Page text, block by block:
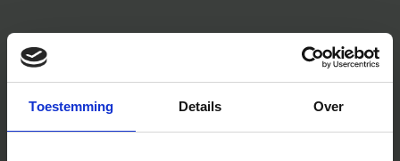
Toestemming Details Over